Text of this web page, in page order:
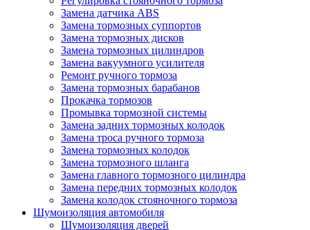
Замена датчика ABS
Замена тормозных суппортов
Замена тормозных дисков
Замена тормозных цилиндров
Замена вакуумного усилителя
Ремонт ручного тормоза
Замена тормозных барабанов
Прокачка тормозов
Промывка тормозной системы
Замена задних тормозных колодок
Замена троса ручного тормоза
Замена тормозных колодок
Замена тормозного шланга
Замена главного тормозного цилиндра
Замена передних тормозных колодок
Замена колодок стояночного тормоза
Шумоизоляция автомобиля
Шумоизоляция дверей